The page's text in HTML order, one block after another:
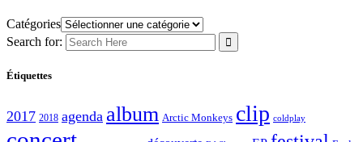
Catégories
Search for:
Étiquettes
2017 2018 agenda album Arctic Monkeys clip coldplay